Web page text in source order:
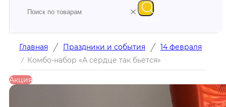
Главная / Праздники и события / 14 февраля
/ Комбо-набор «А сердце так бьётся»
Акция